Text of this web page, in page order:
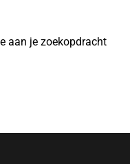
aan je zoekopdracht